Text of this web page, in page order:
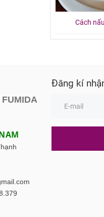
Cách
Đăng kí